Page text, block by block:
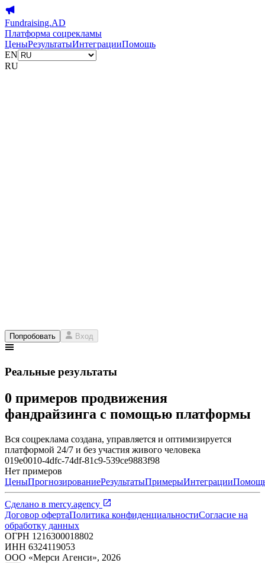
Fundraising.AD
Платформа соцрекламы
ЦеныРезультатыИнтеграцииПомощь
EN
RU
Попробовать Вход
Реальные результаты
0 примеров продвижения
фандрайзинга с помощью платформы
Вся соцреклама создана, управляется и оптимизируется
платформой 24/7 и без участия живого человека
019e0010-4dfc-74df-81c9-539ce9883f98
Нет примеров
ЦеныПрогнозированиеРезультатыПримерыИнтеграции
Сделано в mercy.agency
Договор офертаПолитика конфиденциальностиСогласие на
обработку данных
ОГРН 1216300018802
ИНН 6324119053
ООО «Мерси Агенси», 2026